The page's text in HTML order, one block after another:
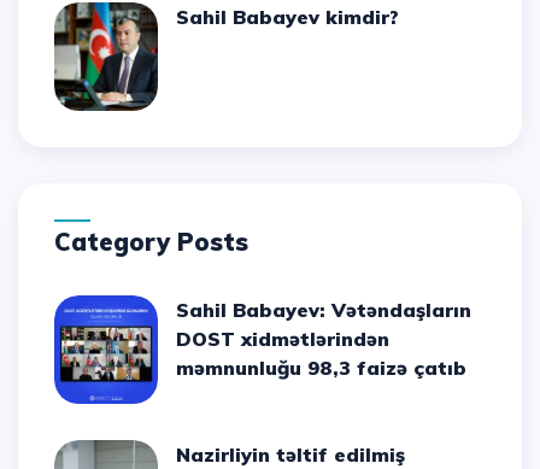
Sahil Babayev kimdir?
Category Posts
Sahil Babayev: Vətəndaşların
DOST xidmətlərindən
məmnunluğu 98,3 faizə çatıb
Nazirliyin təltif edilmiş